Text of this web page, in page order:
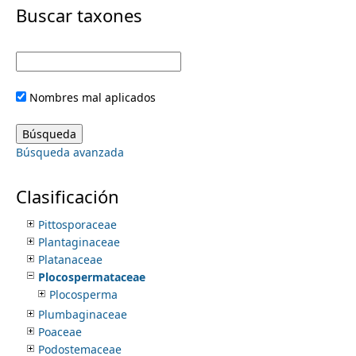
i
m
r
y
t
n
u
Buscar taxones
Nombres mal aplicados
Búsqueda avanzada
Clasificación
Pedaliaceae
Peraceae
Phrymaceae
Phyllonomaceae
Phytolaccaceae
Picrodendraceae
Piperaceae
Pittosporaceae
Plantaginaceae
Platanaceae
Plocospermataceae
Plocosperma
Plumbaginaceae
Poaceae
Podostemaceae